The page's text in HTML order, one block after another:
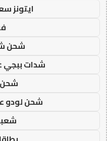
ايتونز
شحن
شدات ببجي
شحن
شحن لودو